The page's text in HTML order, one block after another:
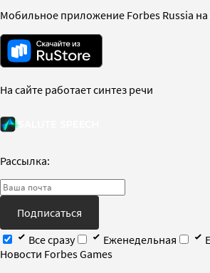
Мобильное приложение Forbes Russia
На сайте работает синтез речи
Рассылка:
Подписаться
Все сразу
Еженедельная
Новости Forbes Games